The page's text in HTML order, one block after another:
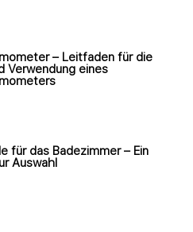
– Leitfaden für die
Verwendung eines
für das Badezimmer – Ein
Auswahl